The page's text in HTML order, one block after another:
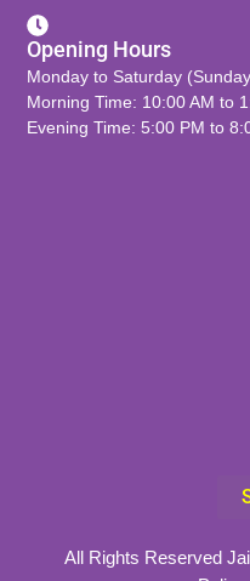
Opening Hours
Monday to Saturday
Morning Time: 10:00 AM to
Evening Time: 5:00 PM to
All Rights Reserved